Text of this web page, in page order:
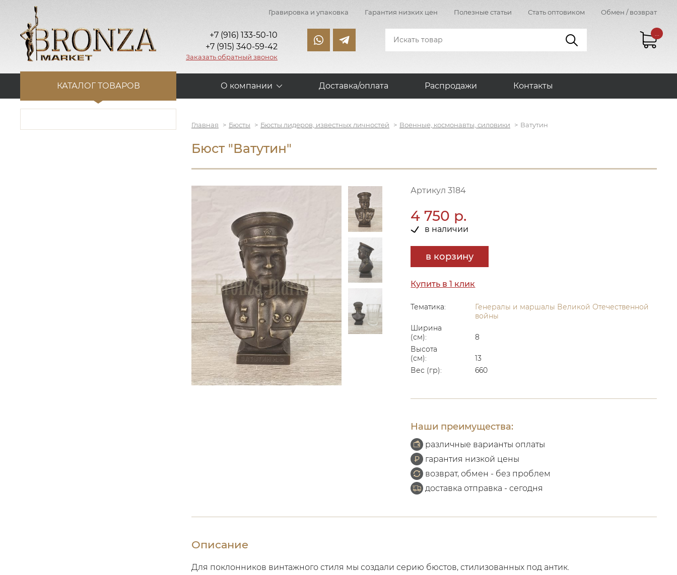
Гравировка и упаковка Гарантия низких цен Полезные статьи Стать оптовиком Обмен / возврат
+7 (916) 133-50-10
+7 (915) 340-59-42
Заказать обратный звонок
...
КАТАЛОГ ТОВАРОВ О компании Доставка/оплата Распродажи Контакты
Главная Бюсты Бюсты лидеров, известных личностей Военные, космонавты, силовики Ватутин
Бюст "Ватутин"
Артикул 3184
4 750 р.
в наличии
в корзину
Купить в 1 клик
Тематика:
Генералы и маршалы Великой Отечественной
войны
Ширина
(см):
8
Высота
(см):
13
Вес (гр):
660
Наши преимущества:
различные варианты оплаты
гарантия низкой цены
возврат, обмен - без проблем
доставка отправка - сегодня
Описание
Для поклонников винтажного стиля мы создали серию бюстов, стилизованных под антик.